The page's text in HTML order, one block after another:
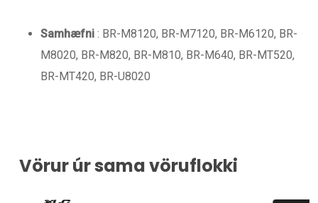
Samhæfni: BR-M8120, BR-M7120, BR-M6120, BR-
M8020, BR-M820, BR-M810, BR-M640, BR-MT520,
BR-MT420, BR-U8020
Vörur úr sama vöruflokki